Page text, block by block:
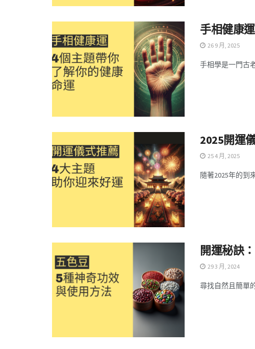
手相健康
26 9 月, 2025
手相學是一門古
2025開運
25 4 月, 2025
隨著2025年的到
開運秘訣
29 3 月, 2024
尋找自然且簡單